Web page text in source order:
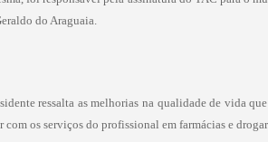
do Araguaia.
ressalta as melhorias na qualidade de vida
com os serviços do profissional em farmácias e